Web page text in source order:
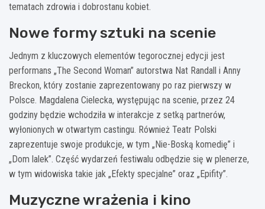
tematach zdrowia i dobrostanu kobiet.
Nowe formy sztuki na scenie
Jednym z kluczowych elementów tegorocznej edycji jest
performans „The Second Woman” autorstwa Nat Randall i Anny
Breckon, który zostanie zaprezentowany po raz pierwszy w
Polsce. Magdalena Cielecka, występując na scenie, przez 24
godziny będzie wchodziła w interakcje z setką partnerów,
wyłonionych w otwartym castingu. Również Teatr Polski
zaprezentuje swoje produkcje, w tym „Nie-Boską komedię” i
„Dom lalek”. Część wydarzeń festiwalu odbędzie się w plenerze,
w tym widowiska takie jak „Efekty specjalne” oraz „Epifity”.
Muzyczne wrażenia i kino